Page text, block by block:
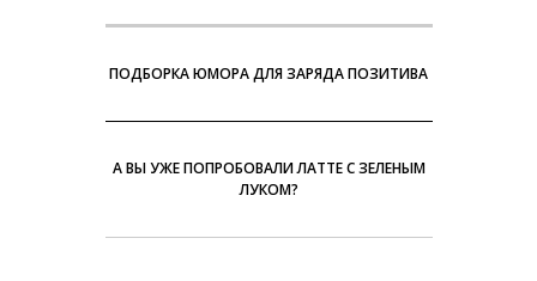
ПОДБОРКА ЮМОРА ДЛЯ ЗАРЯДА ПОЗИТИВА
А ВЫ УЖЕ ПОПРОБОВАЛИ ЛАТТЕ С ЗЕЛЕНЫМ
ЛУКОМ?